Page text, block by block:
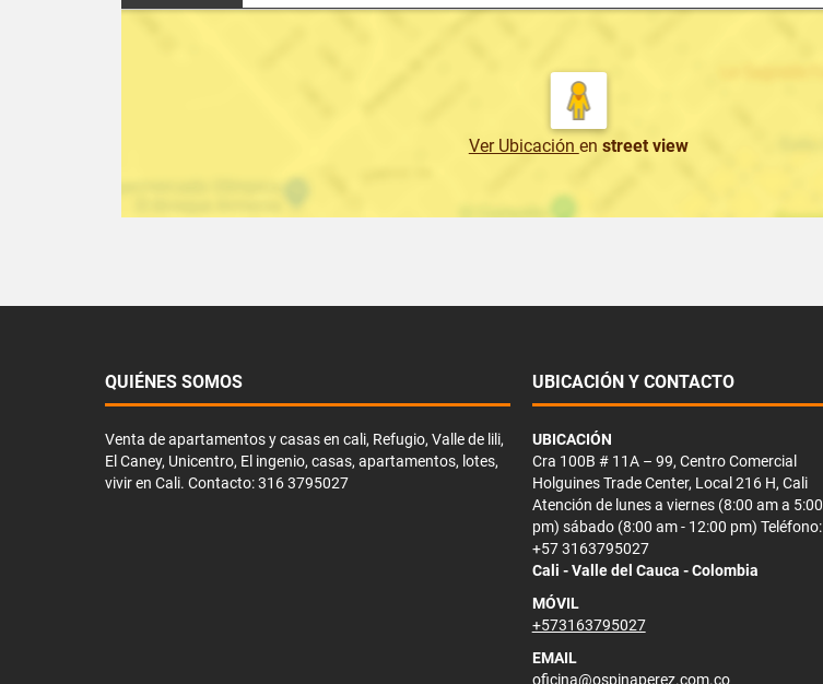
Ver Ubicación en street view
QUIÉNES SOMOS
Venta de apartamentos y casas en cali, Refugio, Valle de lili,
El Caney, Unicentro, El ingenio, casas, apartamentos, lotes,
vivir en Cali. Contacto: 316 3795027
UBICACIÓN Y CONTACTO
UBICACIÓN
Cra 100B # 11A – 99, Centro Comercial
Holguines Trade Center, Local 216 H, Cali
Atención de lunes a viernes (8:00 am a 5:00
pm) sábado (8:00 am - 12:00 pm) Teléfono:
+57 3163795027
Cali - Valle del Cauca - Colombia
MÓVIL
+573163795027
EMAIL
oficina@ospinaperez.com.co